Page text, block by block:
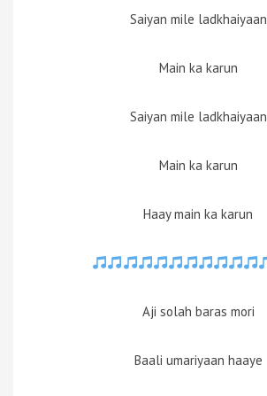
Saiyan mile ladkhaiyaan
Main ka karun
Saiyan mile ladkhaiyaan
Main ka karun
Haay main ka karun
Aji solah baras mori
Baali umariyaan haaye